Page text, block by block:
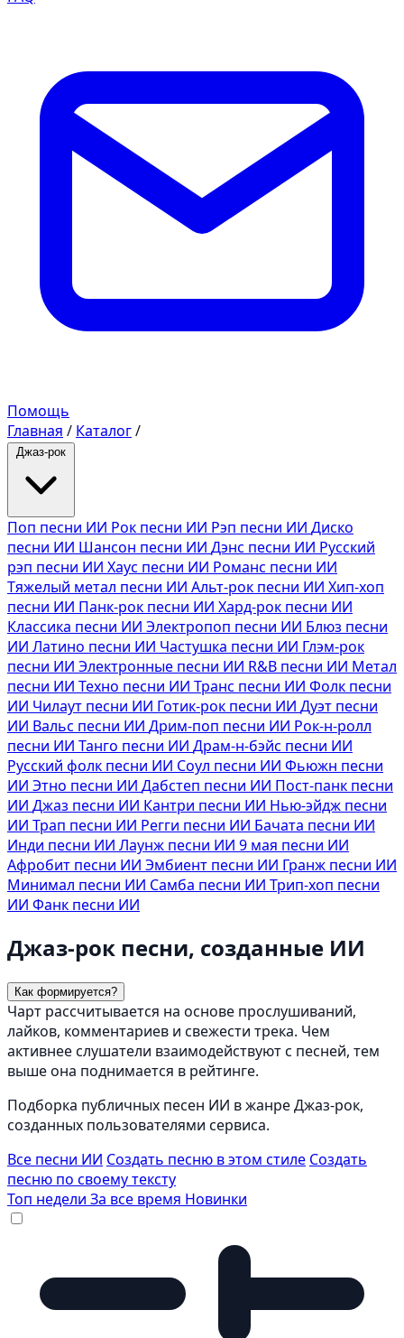
Помощь
Главная / Каталог/
Джаз-рок
Поп песни ИИ Рок песни ИИ Рэп песни ИИ Диско
песни ИИ Шансон песни ИИ Дэнс песни ИИ Русский
рэп песни ИИ Хаус песни ИИ Романс песни ИИ
Тяжелый метал песни ИИ Альт-рок песни ИИ Хип-хоп
песни ИИ Панк-рок песни ИИ Хард-рок песни ИИ
Классика песни ИИ Электропоп песни ИИ Блюз песни
ИИ Латино песни ИИ Частушка песни ИИ Глэм-рок
песни ИИ Электронные песни ИИ R&B песни ИИ Метал
песни ИИ Техно песни ИИ Транс песни ИИ Фолк песни
ИИ Чилаут песни ИИ Готик-рок песни ИИ Дуэт песни
ИИ Вальс песни ИИ Дрим-поп песни ИИ Рок-н-ролл
песни ИИ Танго песни ИИ Драм-н-бэйс песни ИИ
Русский фолк песни ИИ Соул песни ИИ Фьюжн песни
ИИ Этно песни ИИ Дабстеп песни ИИ Пост-панк песни
ИИ Джаз песни ИИ Кантри песни ИИ Нью-эйдж песни
ИИ Трап песни ИИ Регги песни ИИ Бачата песни ИИ
Инди песни ИИ Лаунж песни ИИ 9 мая песни ИИ
Афробит песни ИИ Эмбиент песни ИИ Гранж песни ИИ
Минимал песни ИИ Самба песни ИИ Трип-хоп песни
ИИ Фанк песни ИИ
Джаз-рок песни, созданные ИИ
Как формируется?
Чарт рассчитывается на основе прослушиваний,
лайков, комментариев и свежести трека. Чем
активнее слушатели взаимодействуют с песней, тем
выше она поднимается в рейтинге.
Подборка публичных песен ИИ в жанре Джаз-рок,
созданных пользователями сервиса.
Все песни ИИ Создать песню в этом стиле Создать
песню по своему тексту
Топ недели За все время Новинки